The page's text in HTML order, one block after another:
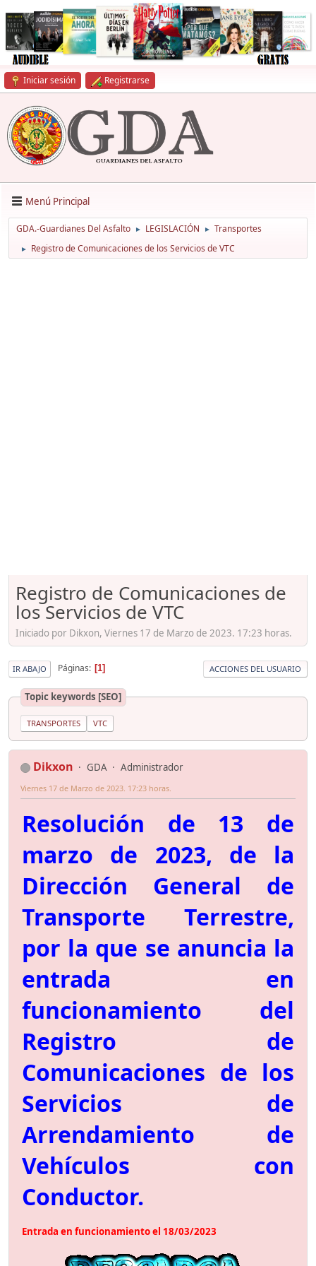
Iniciar sesión Registrarse
Menú Principal
GDA.-Guardianes Del Asfalto ► LEGISLACIÓN ► Transportes
► Registro de Comunicaciones de los Servicios de VTC
Registro de Comunicaciones de
los Servicios de VTC
Iniciado por Dikxon, Viernes 17 de Marzo de 2023. 17:23 horas.
IR ABAJO Páginas 1 ACCIONES DEL USUARIO
Topic keywords [SEO]
TRANSPORTES VTC
Dikxon GDA Administrador
Viernes 17 de Marzo de 2023. 17:23 horas.
Resolución de 13 de
marzo de 2023, de la
Dirección General de
Transporte Terrestre,
por la que se anuncia la
entrada en
funcionamiento del
Registro de
Comunicaciones de los
Servicios de
Arrendamiento de
Vehículos con
Conductor.
Entrada en funcionamiento el 18/03/2023